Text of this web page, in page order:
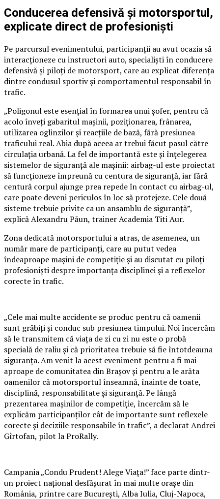
Conducerea defensivă și motorsportul,
explicate direct de profesioniști
Pe parcursul evenimentului, participanții au avut ocazia să
interacționeze cu instructori auto, specialiști în conducere
defensivă și piloți de motorsport, care au explicat diferența
dintre condusul sportiv și comportamentul responsabil în
trafic.
„Poligonul este esențial în formarea unui șofer, pentru că
acolo înveți gabaritul mașinii, poziționarea, frânarea,
utilizarea oglinzilor și reacțiile de bază, fără presiunea
traficului real. Abia după aceea ar trebui făcut pasul către
circulația urbană. La fel de importantă este și înțelegerea
sistemelor de siguranță ale mașinii: airbag-ul este proiectat
să funcționeze împreună cu centura de siguranță, iar fără
centură corpul ajunge prea repede în contact cu airbag-ul,
care poate deveni periculos în loc să protejeze. Cele două
sisteme trebuie privite ca un ansamblu de siguranță”,
explică Alexandru Păun, trainer Academia Titi Aur.
Zona dedicată motorsportului a atras, de asemenea, un
număr mare de participanți, care au putut vedea
îndeaproape mașini de competiție și au discutat cu piloți
profesioniști despre importanța disciplinei și a reflexelor
corecte în trafic.
„Cele mai multe accidente se produc pentru că oamenii
sunt grăbiți și conduc sub presiunea timpului. Noi încercăm
să le transmitem că viața de zi cu zi nu este o probă
specială de raliu și că prioritatea trebuie să fie întotdeauna
siguranța. Am venit la acest eveniment pentru a fi mai
aproape de comunitatea din Brașov și pentru a le arăta
oamenilor că motorsportul înseamnă, înainte de toate,
disciplină, responsabilitate și siguranță. Pe lângă
prezentarea mașinilor de competiție, încercăm să le
explicăm participanților cât de importante sunt reflexele
corecte și deciziile responsabile în trafic”, a declarat Andrei
Gîrtofan, pilot la ProRally.
Campania „Condu Prudent! Alege Viața!” face parte dintr-
un proiect național desfășurat în mai multe orașe din
România, printre care București, Alba Iulia, Cluj-Napoca,